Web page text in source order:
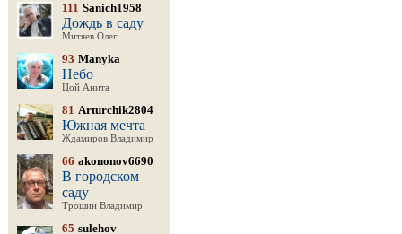
111 Sanich1958
Дождь в саду
Митяев Олег
93 Manyka
Небо
Цой Анита
81 Arturchik2804
Южная мечта
Ждамиров Владимир
66 akononov6690
В городском
саду
Трошин Владимир
65 sulehov